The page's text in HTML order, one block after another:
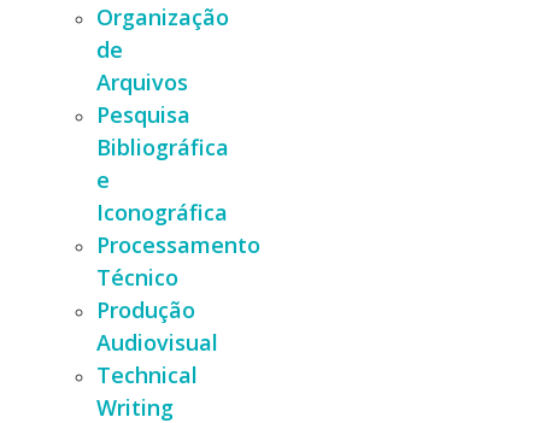
Organização
de
Arquivos
Pesquisa
Bibliográfica
e
Iconográfica
Processamento
Técnico
Produção
Audiovisual
Technical
Writing